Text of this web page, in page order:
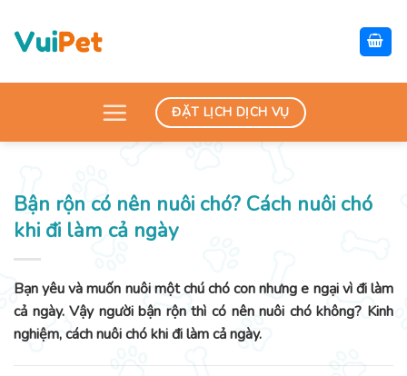
content
ĐẶT LỊCH DỊCH VỤ
Bận rộn có nên nuôi chó? Cách nuôi chó
khi đi làm cả ngày
Bạn yêu và muốn nuôi một chú chó con nhưng e ngại vì đi làm
cả ngày. Vậy người bận rộn thì có nên nuôi chó không? Kinh
nghiệm, cách nuôi chó khi đi làm cả ngày.